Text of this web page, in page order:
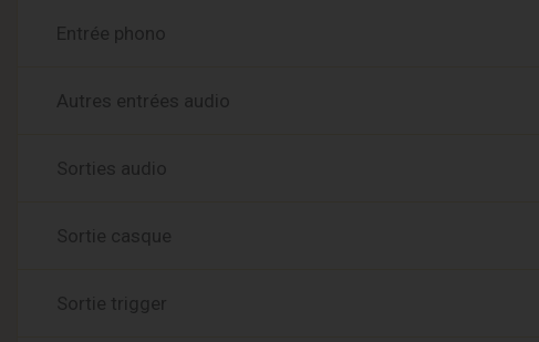
Entrée phono
Autres entrées audio
Sorties audio
Sortie casque
Sortie trigger